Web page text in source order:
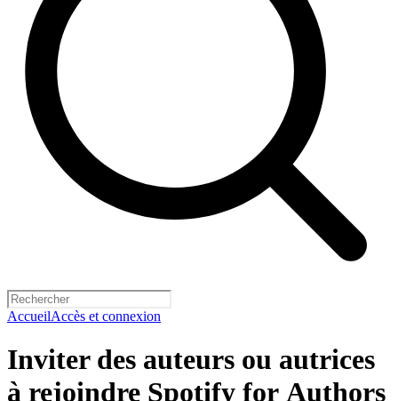
AccueilAccès et connexion
Inviter des auteurs ou autrices
à rejoindre Spotify for Authors